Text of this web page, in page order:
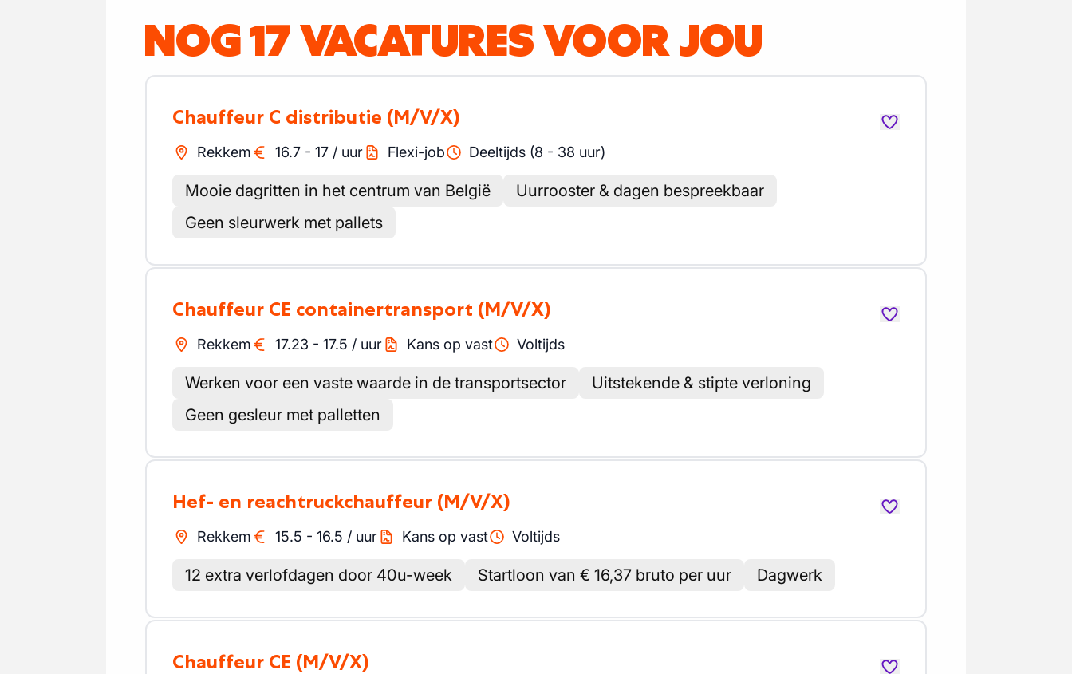
NOG 17 VACATURES VOOR JOU
Chauffeur C distributie (M/V/X)
Rekkem 16.7 - 17 / uur Flexi-job Deeltijds (8 - 38 uur)
Mooie dagritten in het centrum van België
Uurrooster & dagen bespreekbaar
Geen sleurwerk met pallets
Chauffeur CE containertransport (M/V/X)
Rekkem 17.23 - 17.5 / uur Kans op vast Voltijds
Werken voor een vaste waarde in de transportsector
Uitstekende & stipte verloning
Geen gesleur met palletten
Hef- en reachtruckchauffeur (M/V/X)
Rekkem 15.5 - 16.5 / uur Kans op vast Voltijds
12 extra verlofdagen door 40u-week Startloon van € 16,37 bruto per uur Dagwerk
Chauffeur CE (M/V/X)